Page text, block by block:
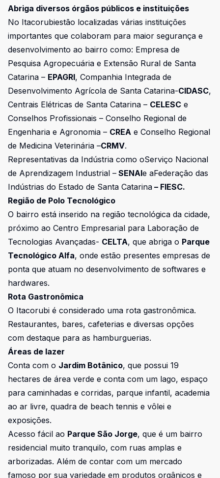
Abriga diversos órgãos públicos e instituições
No Itacorubiestão localizadas várias instituições
importantes que colaboram para maior segurança e
desenvolvimento ao bairro como: Empresa de
Pesquisa Agropecuária e Extensão Rural de Santa
Catarina – EPAGRI, Companhia Integrada de
Desenvolvimento Agrícola de Santa Catarina-CIDASC,
Centrais Elétricas de Santa Catarina – CELESC e
Conselhos Profissionais – Conselho Regional de
Engenharia e Agronomia – CREA e Conselho Regional
de Medicina Veterinária –CRMV.
Representativas da Indústria como oServiço Nacional
de Aprendizagem Industrial – SENAIe aFederação das
Indústrias do Estado de Santa Catarina – FIESC.
Região de Polo Tecnológico
O bairro está inserido na região tecnológica da cidade,
próximo ao Centro Empresarial para Laboração de
Tecnologias Avançadas- CELTA, que abriga o Parque
Tecnológico Alfa, onde estão presentes empresas de
ponta que atuam no desenvolvimento de softwares e
hardwares.
Rota Gastronômica
O Itacorubi é considerado uma rota gastronômica.
Restaurantes, bares, cafeterias e diversas opções
com destaque para as hamburguerias.
Áreas de lazer
Conta com o Jardim Botânico, que possui 19
hectares de área verde e conta com um lago, espaço
para caminhadas e corridas, parque infantil, academia
ao ar livre, quadra de beach tennis e vôlei e
exposições.
Acesso fácil ao Parque São Jorge, que é um bairro
residencial muito tranquilo, com ruas amplas e
arborizadas. Além de contar com um mercado
famoso por sua variedade em produtos orgânicos e